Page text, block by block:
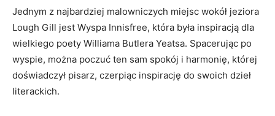
Jednym z najbardziej malowniczych miejsc wokół jeziora
Lough Gill jest Wyspa Innisfree, która była inspiracją dla
⁤wielkiego poety Williama ​Butlera Yeatsa. Spacerując po
wyspie, można poczuć ten sam spokój i harmonię, której
⁤doświadczył pisarz, czerpiąc inspirację​ do swoich dzieł
literackich.